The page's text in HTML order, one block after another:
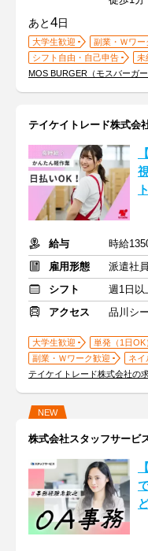
あと4日
大学生歓迎 副業・Ｗワー
シフト自由・自己申告
未
MOS BURGER（モスバーガ
テイケイトレード株式
給与
時給
雇用形態
派遣社員
シフト
週1日以
アクセス
品川シ
大学生歓迎 単発（1日OK
副業・Ｗワーク歓迎
ネイ
テイケイトレード株式会社の
NEW
株式会社スタッフサービ